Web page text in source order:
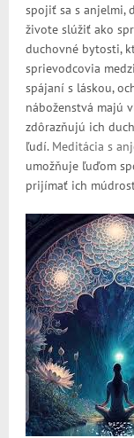
spojiť sa s anjelmi,
živote slúžiť ako
duchovné bytosti,
sprievodcovia
spájaní s láskou,
náboženstvá majú
zdôrazňujú ich
ľudí. Meditácia s
umožňuje ľuďom
prijímať ich